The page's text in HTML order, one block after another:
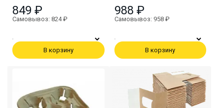
849 ₽
Самовывоз: 824 ₽
В корзину
988 ₽
Самовывоз: 958 ₽
В корзину